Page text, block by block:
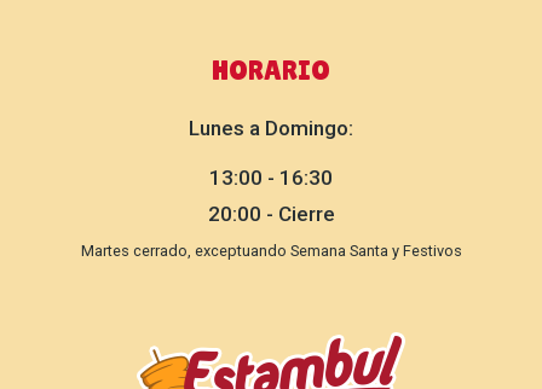
HORARIO
Lunes a Domingo:
13:00 - 16:30
20:00 - Cierre
Martes cerrado, exceptuando Semana Santa y Festivos